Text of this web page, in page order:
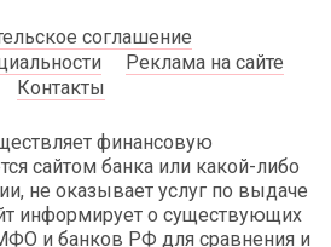
соглашение
Реклама на сайте
Контакты
финансовую
сайтом банка или какой-либо
не оказывает услуг по выдаче
информирует о существующих
и банков РФ для сравнения и